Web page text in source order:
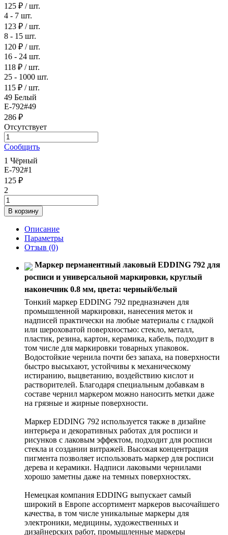
125 ₽ / шт.
4 - 7 шт.
123 ₽ / шт.
8 - 15 шт.
120 ₽ / шт.
16 - 24 шт.
118 ₽ / шт.
25 - 1000 шт.
115 ₽ / шт.
49 Белый
E-792#49
286 ₽
Отсутствует
Сообщить
1 Чёрный
E-792#1
125 ₽
2
Описание
Параметры
Отзыв (0)
Маркер перманентный лаковый EDDING 792 для
росписи и универсальной маркировки, круглый
наконечник 0.8 мм, цвета: черный/белый
Тонкий маркер EDDING 792 предназначен для
промышленной маркировки, нанесения меток и
надписей практически на любые материалы с гладкой
или шероховатой поверхностью: стекло, металл,
пластик, резина, картон, керамика, кабель, подходит в
том числе для маркировки товарных упаковок.
Водостойкие чернила почти без запаха, на поверхности
быстро высыхают, устойчивы к механическому
истиранию, выцветанию, воздействию кислот и
растворителей. Благодаря специальным добавкам в
составе чернил маркером можно наносить метки даже
на грязные и жирные поверхности.
Маркер EDDING 792 используется также в дизайне
интерьера и декоративных работах для росписи и
рисунков с лаковым эффектом, подходит для росписи
стекла и создании витражей. Высокая концентрация
пигмента позволяет использовать маркер для росписи
дерева и керамики. Надписи лаковыми чернилами
хорошо заметны даже на темных поверхностях.
Немецкая компания EDDING выпускает самый
широкий в Европе ассортимент маркеров высочайшего
качества, в том числе уникальные маркеры для
электроники, медицины, художественных и
дизайнерских работ, промышленные маркеры